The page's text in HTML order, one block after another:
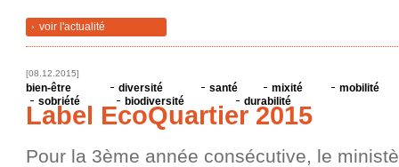
voir l'actualité
Label EcoQuartier 2015
[08.12.2015]
bien-être diversité santé mixité
mobilité
sobriété
biodiversité durabilité
Pour la 3ème année consécutive, le